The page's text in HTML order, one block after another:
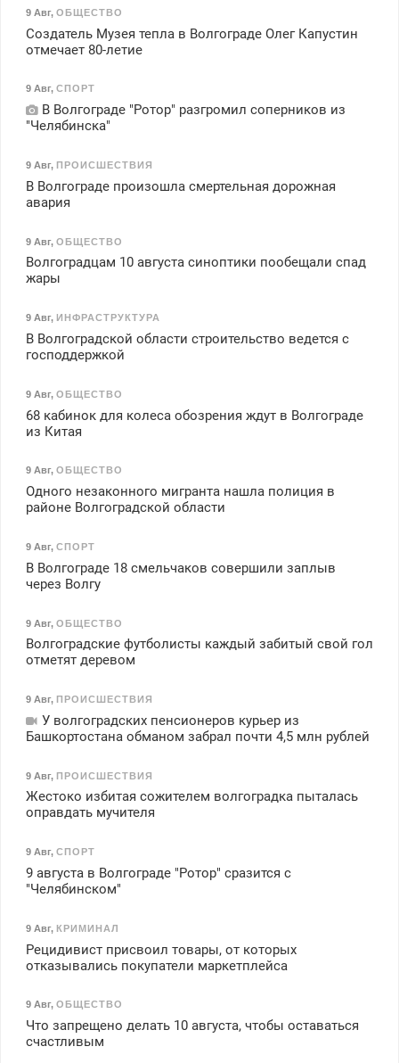
9 Авг, ОБЩЕСТВО
Создатель Музея тепла в Волгограде Олег Капустин
отмечает 80-летие
9 Авг, СПОРТ
В Волгограде "Ротор" разгромил соперников из
"Челябинска"
9 Авг, ПРОИСШЕСТВИЯ
В Волгограде произошла смертельная дорожная
авария
9 Авг, ОБЩЕСТВО
Волгоградцам 10 августа синоптики пообещали спад
жары
9 Авг, ИНФРАСТРУКТУРА
В Волгоградской области строительство ведется с
господдержкой
9 Авг, ОБЩЕСТВО
68 кабинок для колеса обозрения ждут в Волгограде
из Китая
9 Авг, ОБЩЕСТВО
Одного незаконного мигранта нашла полиция в
районе Волгоградской области
9 Авг, СПОРТ
В Волгограде 18 смельчаков совершили заплыв
через Волгу
9 Авг, ОБЩЕСТВО
Волгоградские футболисты каждый забитый свой гол
отметят деревом
9 Авг, ПРОИСШЕСТВИЯ
У волгоградских пенсионеров курьер из
Башкортостана обманом забрал почти 4,5 млн рублей
9 Авг, ПРОИСШЕСТВИЯ
Жестоко избитая сожителем волгоградка пыталась
оправдать мучителя
9 Авг, СПОРТ
9 августа в Волгограде "Ротор" сразится с
"Челябинском"
9 Авг, КРИМИНАЛ
Рецидивист присвоил товары, от которых
отказывались покупатели маркетплейса
9 Авг, ОБЩЕСТВО
Что запрещено делать 10 августа, чтобы оставаться
счастливым